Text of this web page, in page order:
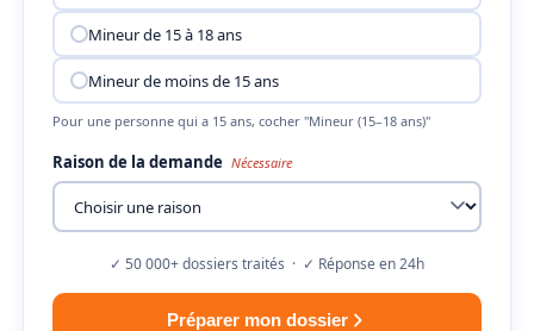
Mineur de 15 à 18 ans
Mineur de moins de 15 ans
Pour une personne qui a 15 ans, cocher "Mineur (15–18 ans)"
Raison de la demande Nécessaire
✓ 50 000+ dossiers traités · ✓ Réponse en 24h
Préparer mon dossier